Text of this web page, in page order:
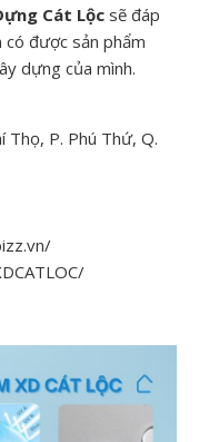
Cát Lộc sẽ đáp
có được sản phẩm
dựng của mình.
Thọ, P. Phú Thứ, Q.